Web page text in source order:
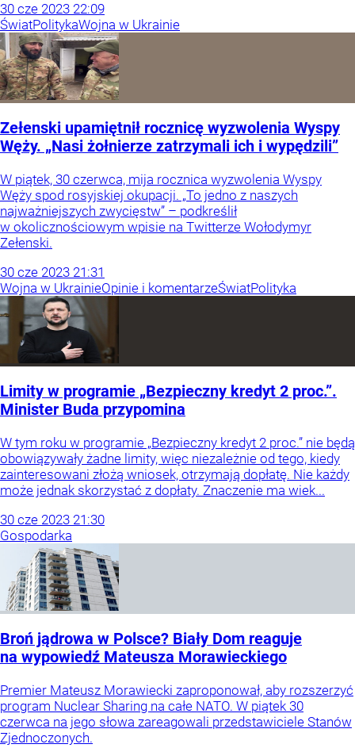
30 cze 2023 22:09
ŚwiatPolitykaWojna w Ukrainie
Zełenski upamiętnił rocznicę wyzwolenia Wyspy
Węży. „Nasi żołnierze zatrzymali ich i wypędzili”
W piątek, 30 czerwca, mija rocznica wyzwolenia Wyspy
Węży spod rosyjskiej okupacji. „To jedno z naszych
najważniejszych zwycięstw” – podkreślił
w okolicznościowym wpisie na Twitterze Wołodymyr
Zełenski.
30 cze 2023 21:31
Wojna w UkrainieOpinie i komentarzeŚwiatPolityka
Limity w programie „Bezpieczny kredyt 2 proc.”.
Minister Buda przypomina
W tym roku w programie „Bezpieczny kredyt 2 proc.” nie będą
obowiązywały żadne limity, więc niezależnie od tego, kiedy
zainteresowani złożą wniosek, otrzymają dopłatę. Nie każdy
może jednak skorzystać z dopłaty. Znaczenie ma wiek...
30 cze 2023 21:30
Gospodarka
Broń jądrowa w Polsce? Biały Dom reaguje
na wypowiedź Mateusza Morawieckiego
Premier Mateusz Morawiecki zaproponował, aby rozszerzyć
program Nuclear Sharing na całe NATO. W piątek 30
czerwca na jego słowa zareagowali przedstawiciele Stanów
Zjednoczonych.